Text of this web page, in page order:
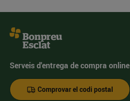
Serveis d'entrega de compra online
Comprovar el codi postal